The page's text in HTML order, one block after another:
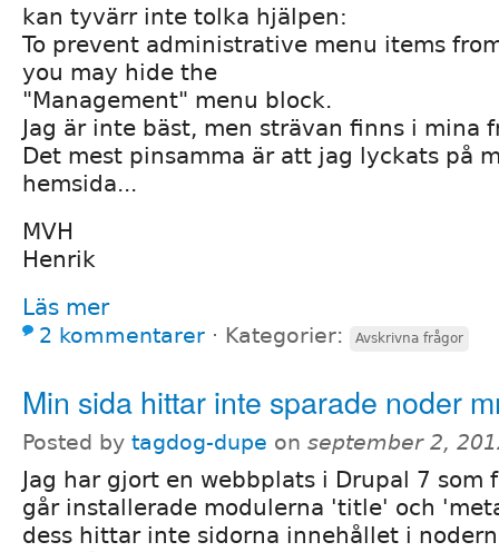
kan tyvärr inte tolka hjälpen:
To prevent administrative menu items
you may hide the
"Management" menu block.
Jag är inte bäst, men strävan finns i mina
Det mest pinsamma är att jag lyckats på
hemsida...
MVH
Henrik
Läs mer
2 kommentarer ⋅ Kategorier: Avskrivna frågor
Min sida hittar inte sparade noder
Posted by tagdog-dupe on september 2,
Jag har gjort en webbplats i Drupal 7 som
går installerade modulerna 'title' och
dess hittar inte sidorna innehållet i